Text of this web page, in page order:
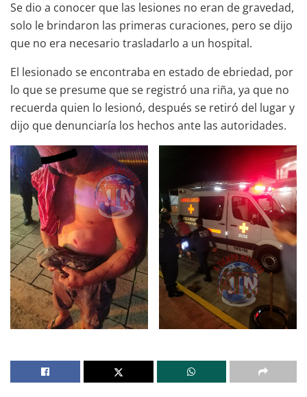
Se dio a conocer que las lesiones no eran de gravedad,
solo le brindaron las primeras curaciones, pero se dijo
que no era necesario trasladarlo a un hospital.
El lesionado se encontraba en estado de ebriedad, por
lo que se presume que se registró una riña, ya que no
recuerda quien lo lesionó, después se retiró del lugar y
dijo que denunciaría los hechos ante las autoridades.